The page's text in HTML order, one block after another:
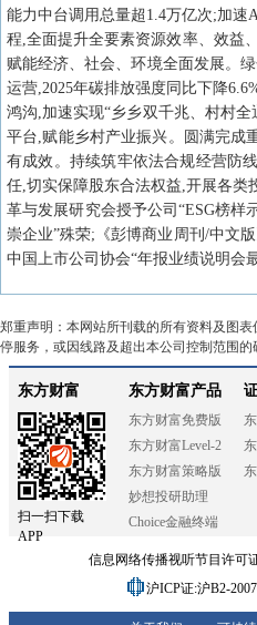
能力中台调用总量超1.4万亿次;加速
程,全面提升全要素资源效率、效益
赋能经济、社会、环境全面发展。
运营,2025年碳排放强度同比下降
鸿沟,加速实现“乡乡双千兆、村村
平台,赋能乡村产业振兴。圆满完成
有成效。持续筑牢依法合规经营防
任,切实保障股东合法权益,开展各类
革与发展研究会授予公司“ESG榜样
崇企业”殊荣;《彭博商业周刊/中文
中国上市公司协会“年报业绩说明会
郑重声明：本网站所刊载的所有资料及图
停服务，或因线路及超出本公司控制范围